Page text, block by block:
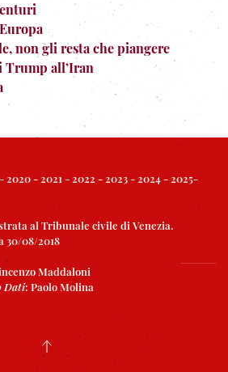
non gli resta che piangere
Trump all’Iran
2020 - 2021 - 2022 - 2023 - 2024 - 2025-
al Tribunale civile di Venezia.
30/08/2018
Maddaloni
Dati: Paolo Molina